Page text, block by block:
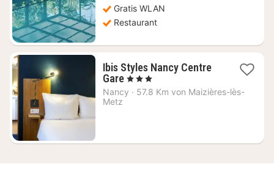
Gratis WLAN
Restaurant
Ibis Styles Nancy Centre
Gare1
Nacht
ab
, 3 Sterne
Nancy · 57.8 Km von Maizières-lès-
Metz